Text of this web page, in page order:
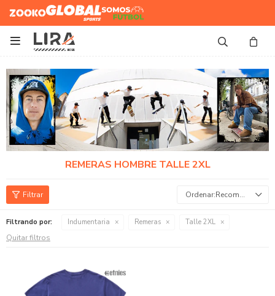
Zooko Global Sports
Somos
Futbol

REMERAS HOMBRE TALLE 2XL
Recomendados
Filtrando por: Indumentaria Remeras Talle 2XL
Quitar filtros